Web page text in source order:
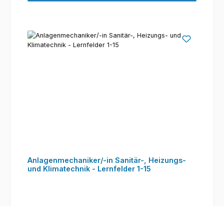
Anlagenmechaniker/-in Sanitär-, Heizungs-
und Klimatechnik - Lernfelder 1-15